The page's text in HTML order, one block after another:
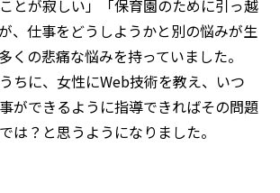
とが寂しい」「保育園のために引っ越
、仕事をどうしようかと別の悩みが生
くの悲痛な悩みを持っていました。
ちに、女性にWeb技術を教え、いつ
ができるように指導できればその問題
は？と思うようになりました。